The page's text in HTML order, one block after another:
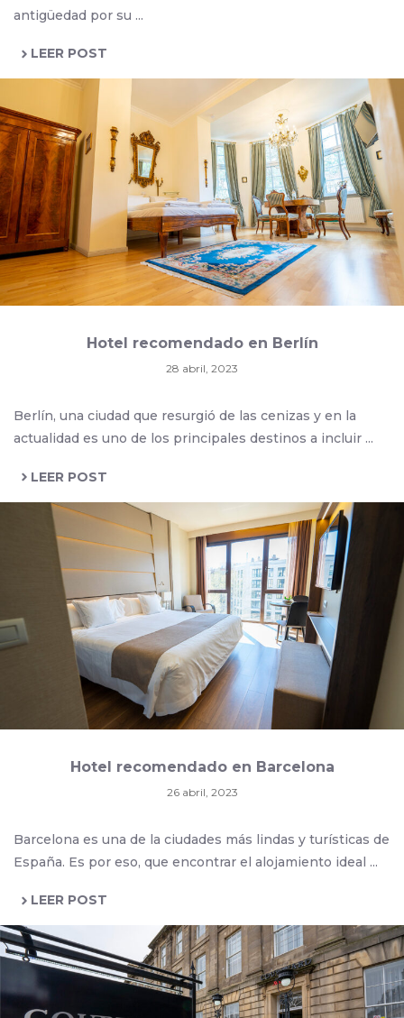
antigüedad por su ...
LEER POST
Hotel recomendado en Berlín
28 abril, 2023
Berlín, una ciudad que resurgió de las cenizas y en la
actualidad es uno de los principales destinos a incluir ...
LEER POST
Hotel recomendado en Barcelona
26 abril, 2023
Barcelona es una de la ciudades más lindas y turísticas de
España. Es por eso, que encontrar el alojamiento ideal ...
LEER POST